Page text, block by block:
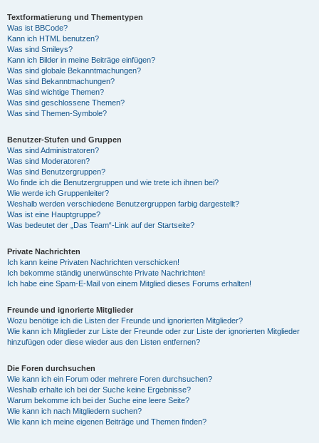
Textformatierung und Thementypen
Was ist BBCode?
Kann ich HTML benutzen?
Was sind Smileys?
Kann ich Bilder in meine Beiträge einfügen?
Was sind globale Bekanntmachungen?
Was sind Bekanntmachungen?
Was sind wichtige Themen?
Was sind geschlossene Themen?
Was sind Themen-Symbole?
Benutzer-Stufen und Gruppen
Was sind Administratoren?
Was sind Moderatoren?
Was sind Benutzergruppen?
Wo finde ich die Benutzergruppen und wie trete ich ihnen bei?
Wie werde ich Gruppenleiter?
Weshalb werden verschiedene Benutzergruppen farbig dargestellt?
Was ist eine Hauptgruppe?
Was bedeutet der „Das Team“-Link auf der Startseite?
Private Nachrichten
Ich kann keine Privaten Nachrichten verschicken!
Ich bekomme ständig unerwünschte Private Nachrichten!
Ich habe eine Spam-E-Mail von einem Mitglied dieses Forums erhalten!
Freunde und ignorierte Mitglieder
Wozu benötige ich die Listen der Freunde und ignorierten Mitglieder?
Wie kann ich Mitglieder zur Liste der Freunde oder zur Liste der ignorierten Mitglieder
hinzufügen oder diese wieder aus den Listen entfernen?
Die Foren durchsuchen
Wie kann ich ein Forum oder mehrere Foren durchsuchen?
Weshalb erhalte ich bei der Suche keine Ergebnisse?
Warum bekomme ich bei der Suche eine leere Seite?
Wie kann ich nach Mitgliedern suchen?
Wie kann ich meine eigenen Beiträge und Themen finden?